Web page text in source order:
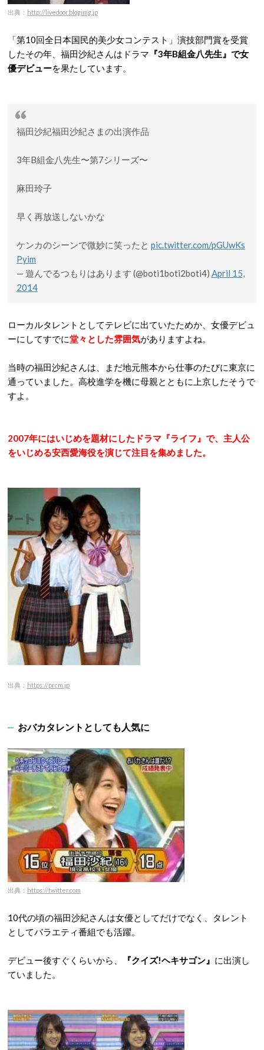
出典： http://livedoor.blogimg.jp
「第10回全日本国民的美少女コンテスト」演技部門賞を受賞
したその年、福田沙紀さんはドラマ 『3年B組金八先生』で女
優デビューを果たしています。
福田沙紀福田沙紀さまの出演作品
3年B組金八先生〜第7シリーズ〜
麻田玲子
早く再放送しないかな
ケンカのシーンで微妙に笑ったと pic.twitter.com/pGUwKs
Pyim
— 遊んでるつもりはあります (@boti1boti2boti4) April 15,
2014
ローカルタレントとしてテレビに出ていたためか、女優デビュ
ーにしてすでに堂々とした雰囲気がありますよね。
当時の福田沙紀さんは、まだ地元熊本から仕事のたびに東京に
通っていました。高校進学を機に母親とともに上京したそうで
すよ。
2007年にはいじめを題材にしたドラマ『ライフ』で、主人公
をいじめる安西愛海役を演じて注目を集めました。
出典： https://prcm.jp
おバカタレントとしても人気に
出典： https://twitter.com
10代の頃の福田沙紀さんは女優としてだけでなく、タレント
としてバラエティ番組でも活躍。
デビュー後すぐくらいから、 『クイズ!ヘキサゴン』 に出演し
ていました。